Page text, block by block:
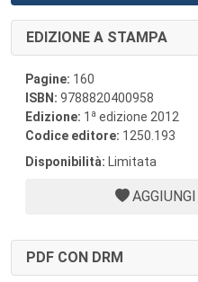
EDIZIONE A STAMPA
Pagine: 160
ISBN: 9788820400958
Edizione: 1 a edizione 2012
Codice editore: 1250.193
Disponibilità: Limitata
PDF CON DRM